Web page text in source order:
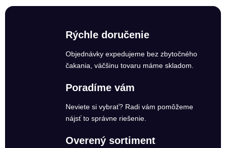
Rýchle doručenie
Objednávky expedujeme bez zbytočného
čakania, väčšinu tovaru máme skladom.
Poradíme vám
Neviete si vybrať? Radi vám pomôžeme
nájsť to správne riešenie.
Overený sortiment